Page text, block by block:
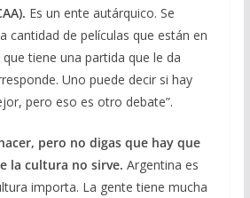
Es un ente autárquico. Se
cantidad de películas que están en
tiene una partida que le da
Uno puede decir si hay
pero eso es otro debate”.
pero no digas que hay que
la cultura no sirve. Argentina es
importa. La gente tiene mucha